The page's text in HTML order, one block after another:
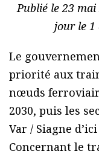
Publié le 23
jour le 1
Le
priorité aux
nœuds
2030, puis les
Var / Siagne d’ici
Concernant le